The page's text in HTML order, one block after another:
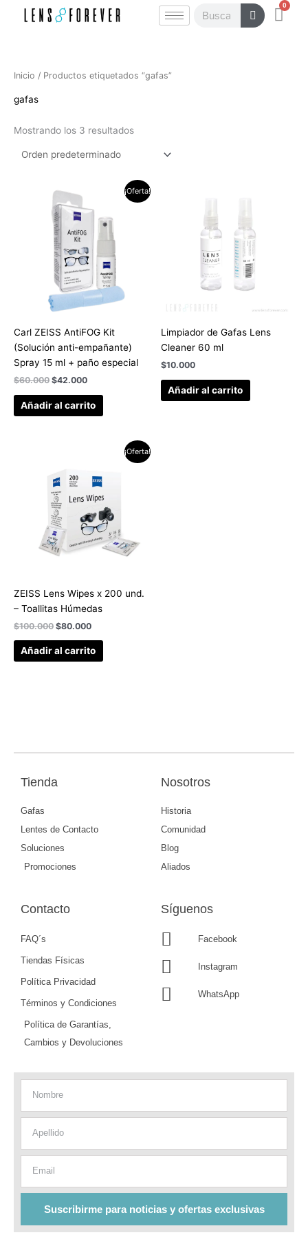
Buscar 0
Inicio / Productos etiquetados “gafas”
gafas
Mostrando los 3 resultados
¡Oferta!
Carl ZEISS AntiFOG Kit
(Solución anti-empañante)
Spray 15 ml + paño especial
$60.000
El
precio
original
era:
$60.000.
$42.000
actual
es:
$42.000.
Añadir al carrito
Limpiador de Gafas Lens
Cleaner 60 ml
$10.000
Añadir al carrito
¡Oferta!
ZEISS Lens Wipes x 200 und.
– Toallitas Húmedas
$100.000
era:
$100.000.
$80.000
es:
$80.000.
Añadir al carrito
Tienda
Gafas
Lentes de Contacto
Soluciones
Promociones
Nosotros
Historia
Comunidad
Blog
Aliados
Contacto
FAQ´s
Tiendas Físicas
Política Privacidad
Términos y Condiciones
Política de Garantías,
Cambios y Devoluciones
Síguenos
Facebook
Instagram
WhatsApp
Suscribirme para noticias y ofertas exclusivas